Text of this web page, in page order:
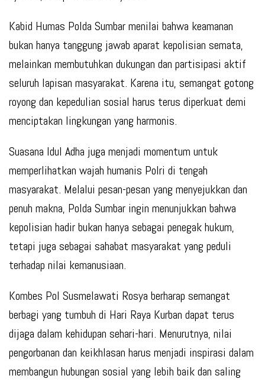
Kabid Humas Polda Sumbar menilai bahwa keamanan
bukan hanya tanggung jawab aparat kepolisian semata,
melainkan membutuhkan dukungan dan partisipasi aktif
seluruh lapisan masyarakat. Karena itu, semangat gotong
royong dan kepedulian sosial harus terus diperkuat demi
menciptakan lingkungan yang harmonis.
Suasana Idul Adha juga menjadi momentum untuk
memperlihatkan wajah humanis Polri di tengah
masyarakat. Melalui pesan-pesan yang menyejukkan dan
penuh makna, Polda Sumbar ingin menunjukkan bahwa
kepolisian hadir bukan hanya sebagai penegak hukum,
tetapi juga sebagai sahabat masyarakat yang peduli
terhadap nilai kemanusiaan.
Kombes Pol Susmelawati Rosya berharap semangat
berbagi yang tumbuh di Hari Raya Kurban dapat terus
dijaga dalam kehidupan sehari-hari. Menurutnya, nilai
pengorbanan dan keikhlasan harus menjadi inspirasi dalam
membangun hubungan sosial yang lebih baik dan saling